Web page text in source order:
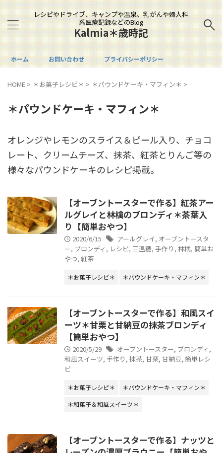
レシピやドライブ、キャンプや温泉、乳がんや婦人科
系医療記録などのBlog
Kalmia＊歳時記
ホーム お問い合わせ プライバシーポリシー
HOME > ＊お菓子レシピ＊ > ＊パウンドケーキ・マフィン＊ >
＊パウンドケーキ・マフィン＊
オレンジやレモンのスライス＆ピール入り、チョコ
レート、クリームチーズ、抹茶、紅茶とりんご等の
様々なパウンドケーキのレシピ掲載。
【オーブントースターで作る】紅茶アー
ルグレイと林檎のブロンディ＊茶葉入
り【簡単おやつ】
2020/6/15 アールグレイ, オーブントースタ
ー, ブロンディ , レシピ, 三温糖, 手作り , 林檎, 簡単お
やつ, 紅茶
＊お菓子レシピ＊ ＊パウンドケーキ・マフィン＊
【オーブントースターで作る】和風スイ
ーツ＊甘栗と甘納豆の抹茶ブロンディ
【簡単おやつ】
2020/5/29 オーブントースター, ブロンディ ,
和風スイーツ, 手作り , 抹茶, 甘栗, 甘納豆, 簡単レシ
ピ
＊お菓子レシピ＊
＊パウンドケーキ・マフィン＊
＊和菓子＆和風スイーツ＊
【オーブントースターで作る】ナッツと